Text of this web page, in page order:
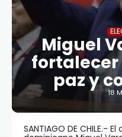
Miguel
paz y
18
SANTIAGO DE CHILE.-